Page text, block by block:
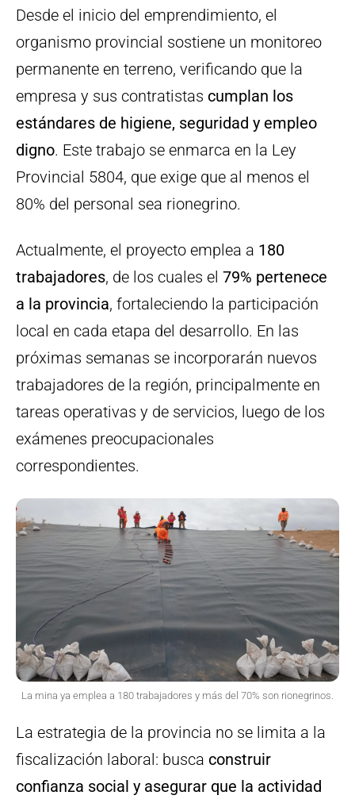
Desde el inicio del emprendimiento, el
organismo provincial sostiene un monitoreo
permanente en terreno, verificando que la
empresa y sus contratistas cumplan los
estándares de higiene, seguridad y empleo
digno. Este trabajo se enmarca en la Ley
Provincial 5804, que exige que al menos el
80% del personal sea rionegrino.
Actualmente, el proyecto emplea a 180
trabajadores, de los cuales el 79% pertenece
a la provincia, fortaleciendo la participación
local en cada etapa del desarrollo. En las
próximas semanas se incorporarán nuevos
trabajadores de la región, principalmente en
tareas operativas y de servicios, luego de los
exámenes preocupacionales
correspondientes.
La mina ya emplea a 180 trabajadores y más del 70% son rionegrinos.
La estrategia de la provincia no se limita a la
fiscalización laboral: busca construir
confianza social y asegurar que la actividad